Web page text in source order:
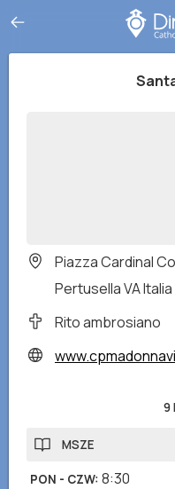
Piazza Cardinal
Pertusella VA Italia
Rito ambrosiano
9
MSZE
PON - CZW: 8:30